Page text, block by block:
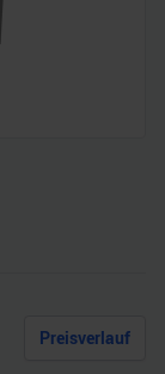
Preisverlauf